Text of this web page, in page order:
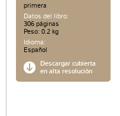
primera
Datos del libro:
306 páginas
Peso: 0.2 kg
Idioma:
Español
Descargar cubierta
en alta resolución